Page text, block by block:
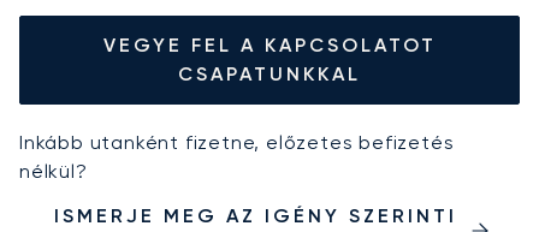
VEGYE FEL A KAPCSOLATOT
CSAPATUNKKAL
Inkább utanként fizetne, előzetes befizetés
nélkül?
ISMERJE MEG AZ IGÉNY SZERINTI